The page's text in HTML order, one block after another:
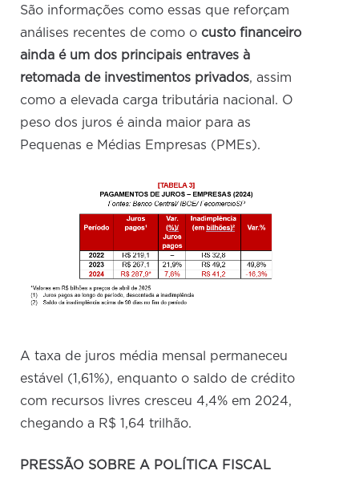
São informações como essas que reforçam
análises recentes de como o custo financeiro
ainda é um dos principais entraves à
retomada de investimentos privados, assim
como a elevada carga tributária nacional. O
peso dos juros é ainda maior para as
Pequenas e Médias Empresas (PMEs).
A taxa de juros média mensal permaneceu
estável (1,61%), enquanto o saldo de crédito
com recursos livres cresceu 4,4% em 2024,
chegando a R$ 1,64 trilhão.
PRESSÃO SOBRE A POLÍTICA FISCAL